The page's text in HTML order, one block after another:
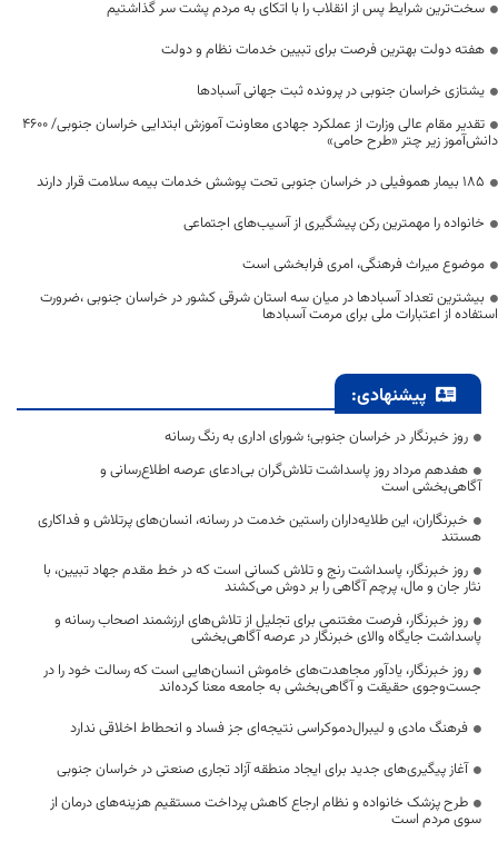
سخت‌ترین شرایط پس از انقلاب را با اتکای به مردم پشت سر گذاشتیم
هفته دولت بهترین فرصت برای تبیین خدمات نظام و دولت
یشتازی خراسان جنوبی در پرونده ثبت جهانی آسبادها
تقدیر مقام عالی وزارت از عملکرد جهادی معاونت آموزش ابتدایی خراسان جنوبی/ ۴۶۰۰
دانش‌آموز زیر چتر «طرح حامی»
۱۸۵ بیمار هموفیلی در خراسان جنوبی تحت پوشش خدمات بیمه سلامت قرار دارند
خانواده را مهمترین رکن پیشگیری از آسیب‌های اجتماعی
موضوع میراث فرهنگی، امری فرابخشی است
بیشترین تعداد آسبادها در میان سه استان شرقی کشور در خراسان جنوبی ،ضرورت
استفاده از اعتبارات ملی برای مرمت آسبادها
پیشنهادی:
روز خبرنگار در خراسان جنوبی؛ شورای اداری به رنگ رسانه
هفدهم مرداد روز پاسداشت تلاش‌گران بی‌ادعای عرصه اطلاع‌رسانی و
آگاهی‌بخشی است
خبرنگاران، این طلایه‌داران راستین خدمت در رسانه، انسان‌های پرتلاش و فداکاری
هستند
روز خبرنگار، پاسداشت رنج و تلاش کسانی است که در خط مقدم جهاد تبیین، با
نثار جان و مال، پرچم آگاهی را بر دوش می‌کشند
روز خبرنگار، فرصت مغتنمی برای تجلیل از تلاش‌های ارزشمند اصحاب رسانه و
پاسداشت جایگاه والای خبرنگار در عرصه آگاهی‌بخشی
روز خبرنگار، یادآور مجاهدت‌های خاموش انسان‌هایی است که رسالت خود را در
جست‌وجوی حقیقت و آگاهی‌بخشی به جامعه معنا کرده‌اند
فرهنگ مادی و لیبرال‌دموکراسی نتیجه‌ای جز فساد و انحطاط اخلاقی ندارد
آغاز پیگیری‌های جدید برای ایجاد منطقه آزاد تجاری صنعتی در خراسان جنوبی
طرح پزشک خانواده و نظام ارجاع کاهش پرداخت مستقیم هزینه‌های درمان از
سوی مردم است